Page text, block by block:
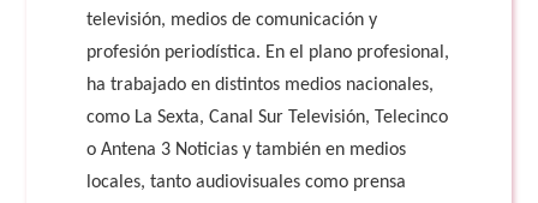
televisión, medios de comunicación y
profesión periodística. En el plano profesional,
ha trabajado en distintos medios nacionales,
como La Sexta, Canal Sur Televisión, Telecinco
o Antena 3 Noticias y también en medios
locales, tanto audiovisuales como prensa